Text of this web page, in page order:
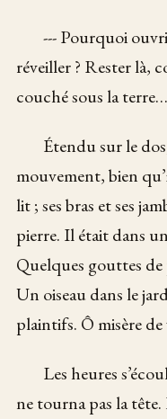
--- Pourquoi
réveiller ? Rester là,
couché sous la terre…
Étendu sur le
mouvement, bien
lit ; ses bras et ses
pierre. Il était dans
Quelques gouttes
Un oiseau dans le
plaintifs. Ô misère
Les heures
ne tourna pas la